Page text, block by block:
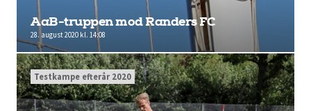
AaB-truppen mod Randers FC
28. august 2020 kl. 14:08
Testkampe efterår 2020